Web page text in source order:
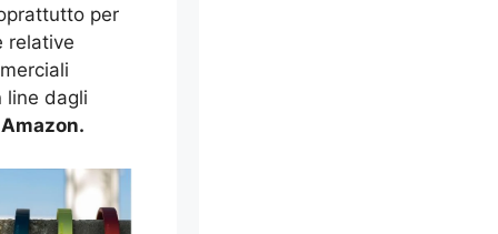
per
relative
line dagli
Amazon.